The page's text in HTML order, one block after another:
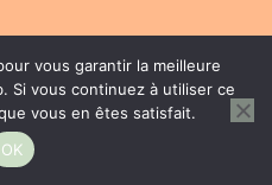
- Tous droits réservés
by My Boutique Themes.
vous garantir la meilleure
Si vous continuez à utiliser ce
vous en êtes satisfait.
OK